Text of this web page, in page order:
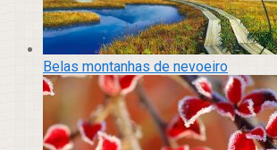
Belas montanhas de nevoeiro